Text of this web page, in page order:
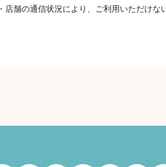
・店舗の通信状況により、ご利用いただけな